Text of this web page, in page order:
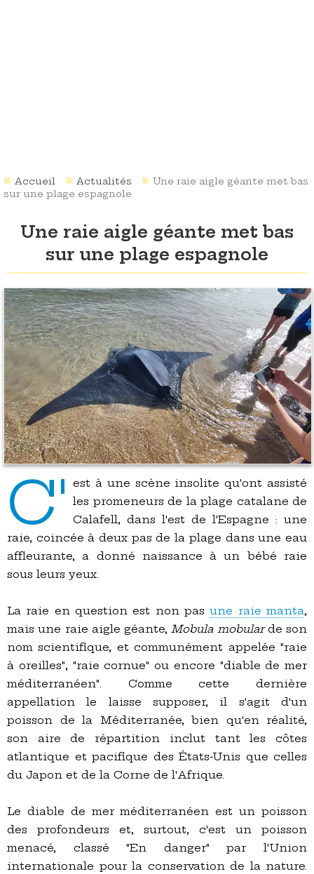
Accueil Actualités
Une raie aigle géante met bas
sur une plage espagnole
Une raie aigle géante met bas
sur une plage espagnole
C'
est à une scène insolite qu'ont assisté
les promeneurs de la plage catalane de
Calafell, dans l'est de l'Espagne : une
raie, coincée à deux pas de la plage dans une eau
affleurante, a donné naissance à un bébé raie
sous leurs yeux.
La raie en question est non pasune raie manta,
mais une raie aigle géante,Mobula mobularde son
nom scientifique, et communément appelée "raie
à oreilles", "raie cornue" ou encore "diable de mer
méditerranéen". Comme cette dernière
appellation le laisse supposer, il s'agit d'un
poisson de la Méditerranée, bien qu'en réalité,
son aire de répartition inclut tant les côtes
atlantique et pacifique des États-Unis que celles
du Japon et de la Corne de l'Afrique.
Le diable de mer méditerranéen est un poisson
des profondeurs et, surtout, c'est un poisson
menacé, classé "En danger" par l'Union
internationale pour la conservation de la nature.